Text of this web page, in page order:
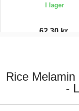
I lager
62,30 kr.
Rice
-